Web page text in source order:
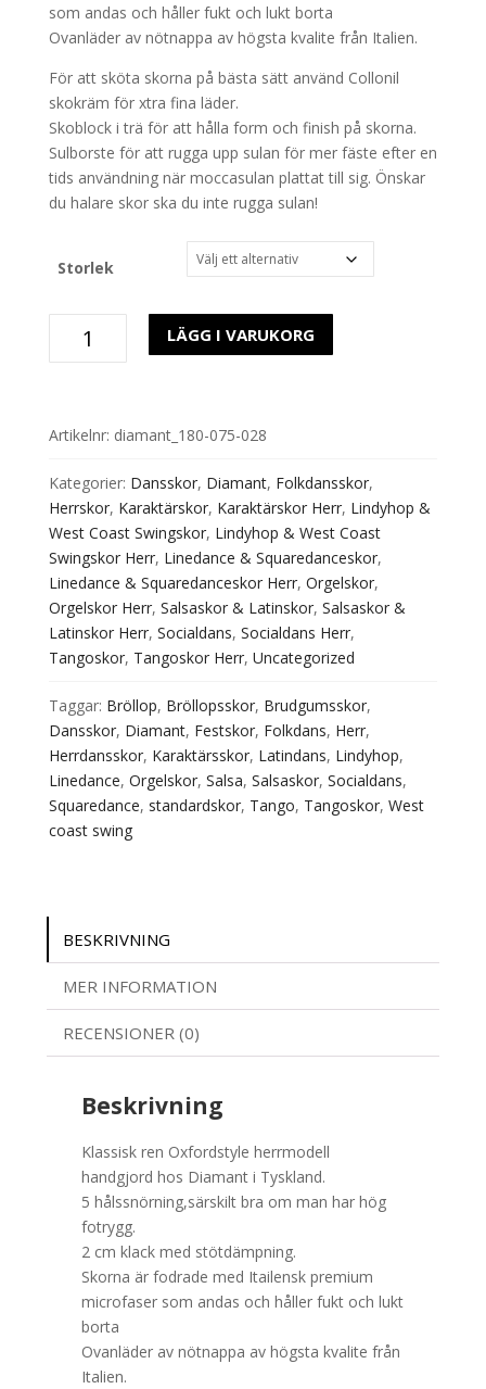
som andas och håller fukt och lukt borta
Ovanläder av nötnappa av högsta kvalite från Italien.
För att sköta skorna på bästa sätt använd Collonil
skokräm för xtra fina läder.
Skoblock i trä för att hålla form och finish på skorna.
Sulborste för att rugga upp sulan för mer fäste efter en
tids användning när moccasulan plattat till sig. Önskar
du halare skor ska du inte rugga sulan!
Storlek
LÄGG I VARUKORG
Artikelnr: diamant_180-075-028
Kategorier: Dansskor, Diamant, Folkdansskor,
Herrskor, Karaktärskor, Karaktärskor Herr, Lindyhop &
West Coast Swingskor, Lindyhop & West Coast
Swingskor Herr, Linedance & Squaredanceskor,
Linedance & Squaredanceskor Herr, Orgelskor,
Orgelskor Herr, Salsaskor & Latinskor, Salsaskor &
Latinskor Herr, Socialdans, Socialdans Herr,
Tangoskor, Tangoskor Herr, Uncategorized
Taggar: Bröllop, Bröllopsskor, Brudgumsskor,
Dansskor, Diamant, Festskor, Folkdans, Herr,
Herrdansskor, Karaktärsskor, Latindans, Lindyhop,
Linedance, Orgelskor, Salsa, Salsaskor, Socialdans,
Squaredance, standardskor, Tango, Tangoskor, West
coast swing
BESKRIVNING
MER INFORMATION
RECENSIONER (0)
Beskrivning
Klassisk ren Oxfordstyle herrmodell
handgjord hos Diamant i Tyskland.
5 hålssnörning,särskilt bra om man har hög
fotrygg.
2 cm klack med stötdämpning.
Skorna är fodrade med Itailensk premium
microfaser som andas och håller fukt och lukt
borta
Ovanläder av nötnappa av högsta kvalite från
Italien.